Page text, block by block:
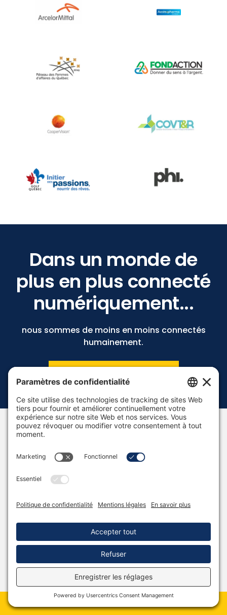
Dans un monde de
plus en plus connecté
numériquement...
nous sommes de moins en moins connectés
humainement.
Télécharger le
sommaire
Obtenez un aperçu de la conférence, des
partager avec votre équipe de planification
d'événements ou votre direction.
Télécharger Kit Média